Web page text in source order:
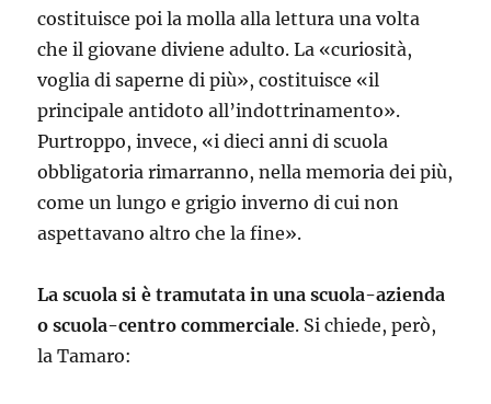
costituisce poi la molla alla lettura una volta
che il giovane diviene adulto. La «curiosità,
voglia di saperne di più», costituisce «il
principale antidoto all’indottrinamento».
Purtroppo, invece, «i dieci anni di scuola
obbligatoria rimarranno, nella memoria dei più,
come un lungo e grigio inverno di cui non
aspettavano altro che la fine».
La scuola si è tramutata in una scuola-azienda
o scuola-centro commerciale. Si chiede, però,
la Tamaro: